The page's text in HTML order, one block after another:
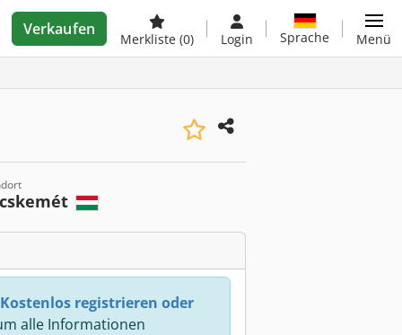
Verkaufen
Merkliste (0) Login Sprache Menü
Kostenlos registrieren oder
alle Informationen